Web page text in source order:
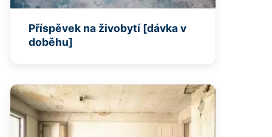
Příspěvek na živobytí [dávka v
doběhu]